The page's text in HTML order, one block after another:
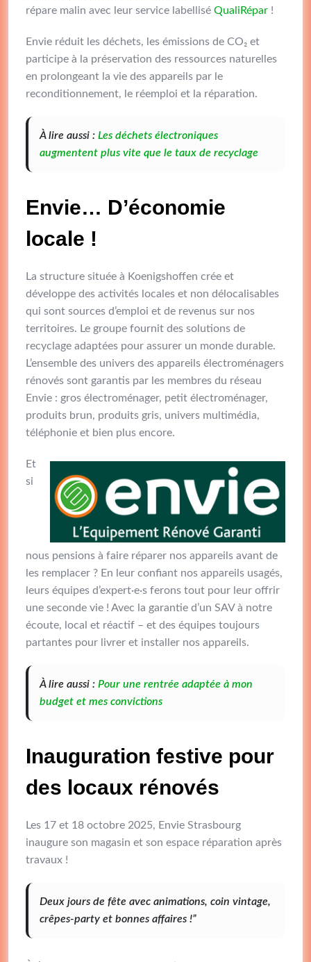
répare malin avec leur service labellisé QualiRépar !
Envie réduit les déchets, les émissions de CO₂ et
participe à la préservation des ressources naturelles
en prolongeant la vie des appareils par le
reconditionnement, le réemploi et la réparation.
À lire aussi : Les déchets électroniques
augmentent plus vite que le taux de recyclage
Envie… D’économie
locale !
La structure située à Koenigshoffen crée et
développe des activités locales et non délocalisables
qui sont sources d’emploi et de revenus sur nos
territoires. Le groupe fournit des solutions de
recyclage adaptées pour assurer un monde durable.
L’ensemble des univers des appareils électroménagers
rénovés sont garantis par les membres du réseau
Envie : gros électroménager, petit électroménager,
produits brun, produits gris, univers multimédia,
téléphonie et bien plus encore.
Et
si
nous pensions à faire réparer nos appareils avant de
les remplacer ? En leur confiant nos appareils usagés,
leurs équipes d’expert·e·s ferons tout pour leur offrir
une seconde vie ! Avec la garantie d’un SAV à notre
écoute, local et réactif – et des équipes toujours
partantes pour livrer et installer nos appareils.
À lire aussi : Pour une rentrée adaptée à mon
budget et mes convictions
Inauguration festive pour
des locaux rénovés
Les 17 et 18 octobre 2025, Envie Strasbourg
inaugure son magasin et son espace réparation après
travaux !
Deux jours de fête avec animations, coin vintage,
crêpes-party et bonnes affaires !”